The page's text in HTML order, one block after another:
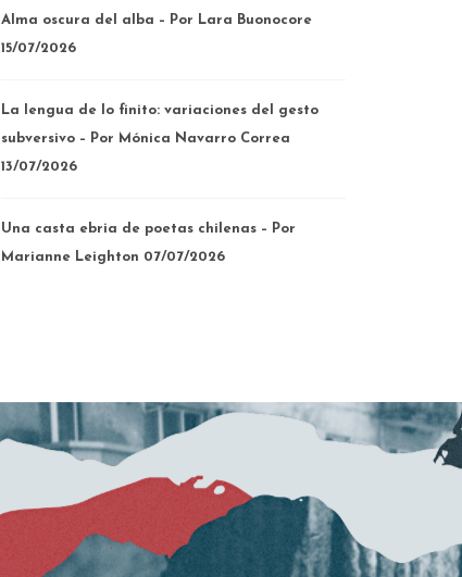
Alma oscura del alba – Por Lara Buonocore
15/07/2026
La lengua de lo finito: variaciones del gesto
subversivo – Por Mónica Navarro Correa
13/07/2026
Una casta ebria de poetas chilenas – Por
Marianne Leighton 07/07/2026